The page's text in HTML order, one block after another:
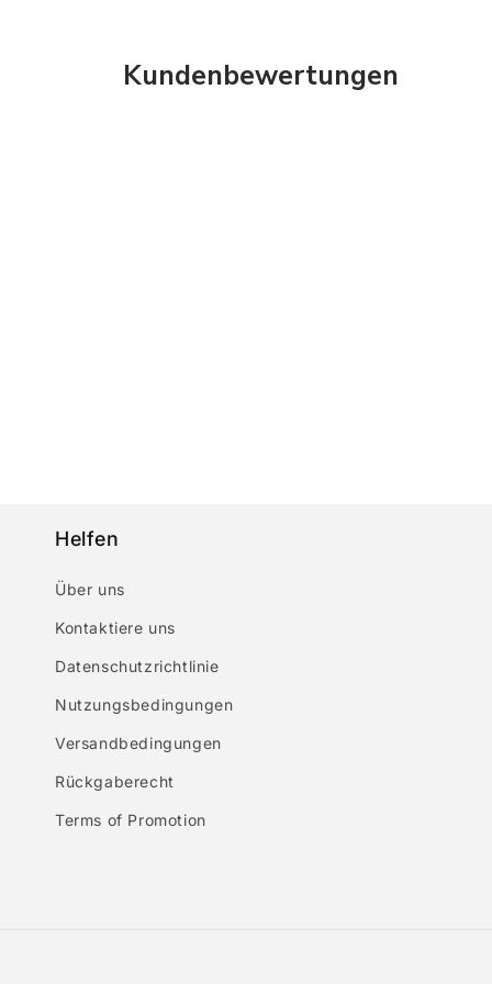
Kundenbewertungen
Helfen
Über uns
Kontaktiere uns
Datenschutzrichtlinie
Nutzungsbedingungen
Versandbedingungen
Rückgaberecht
Terms of Promotion